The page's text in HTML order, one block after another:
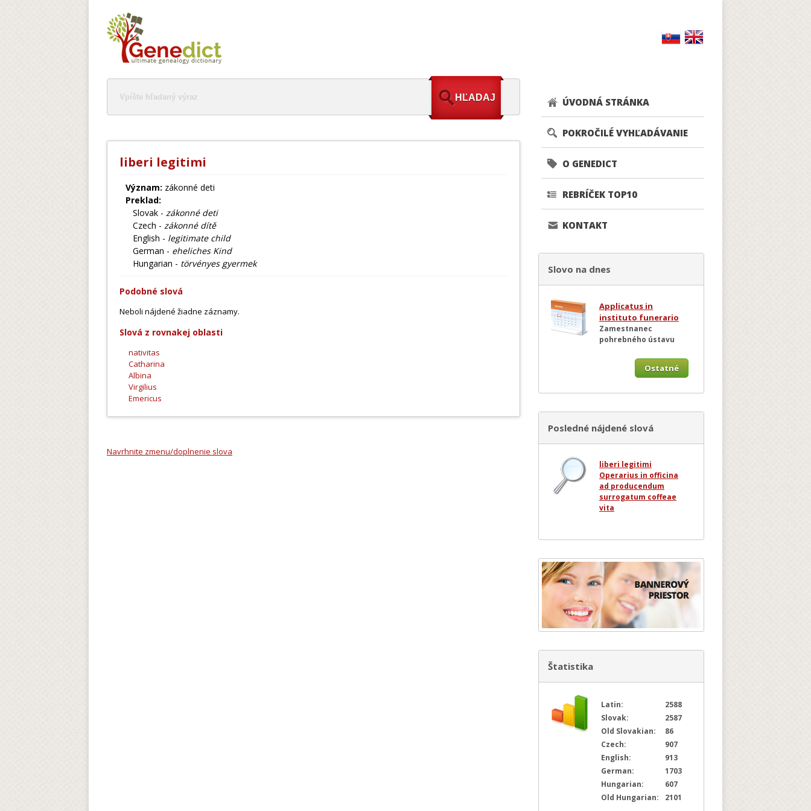
liberi legitimi
Význam: zákonné deti
Preklad:
Slovak - zákonné deti
Czech - zákonné dítě
English - legitimate child
German - eheliches Kind
Hungarian - törvényes gyermek
Podobné slová
Neboli nájdené žiadne záznamy.
Slová z rovnakej oblasti
nativitas
Catharina
Albina
Virgilius
Emericus
Navrhnite zmenu/doplnenie slova
ÚVODNÁ STRÁNKA
POKROČILÉ VYHĽADÁVANIE
O GENEDICT
REBRÍČEK TOP10
KONTAKT
Slovo na dnes
Applicatus in
instituto funerario
Zamestnanec
pohrebného ústavu
Ostatné
Posledné nájdené slová
liberi legitimi
Operarius in officina
ad producendum
surrogatum coffeae
vita
Štatistika
Latin:
2588
Slovak:
2587
Old Slovakian:
86
Czech:
907
English:
913
German:
1703
Hungarian:
607
Old Hungarian:
2101